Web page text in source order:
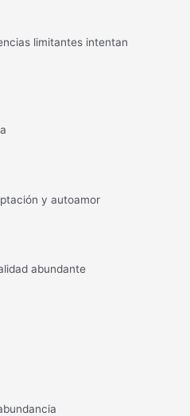
limitantes intentan
y autoamor
abundante